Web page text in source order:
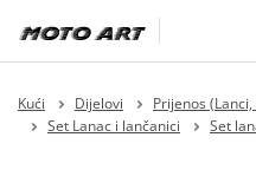
Kući Dijelovi
Prijenos
Set Lanac i lančanici
Set